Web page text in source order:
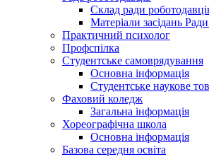
Склад ради
Матеріали засідань
Практичний психолог
Профспілка
Студентське самоврядування
Основна інформація
Студентське наукове
Фаховий коледж
Загальна інформація
Хореографічна школа
Основна інформація
Базова середня освіта